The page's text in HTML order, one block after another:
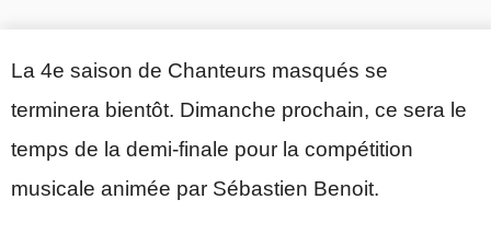
La 4e saison de Chanteurs masqués se
terminera bientôt. Dimanche prochain, ce sera le
temps de la demi-finale pour la compétition
musicale animée par Sébastien Benoit.